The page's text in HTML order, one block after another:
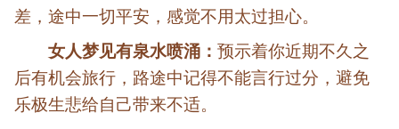
差，途中一切平安，感觉不用太过担心。
女人梦见有泉水喷涌：预示着你近期不久之
后有机会旅行，路途中记得不能言行过分，避免
乐极生悲给自己带来不适。